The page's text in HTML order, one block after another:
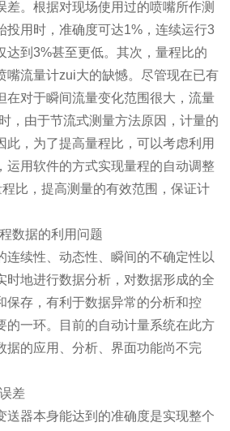
差。根据对现场使用过的喷嘴所作测
投用时，准确度可达1%，连续运行3
达到3%甚至更低。其次，量程比的
嘴流量计zui大的缺憾。尽管现在已有
在对于瞬间流量变化范围很大，流量
，由于节流式测量方法原因，计量的
此，为了提高量程比，可以考虑利用
运用软件的方式实现量程的自动调整
比，提高测量的有效范围，保证计
据的利用问题
续性、动态性、瞬间的不确定性以
时地进行数据分析，对数据形成的全
保存，有利于数据异常的分析和控
的一环。目前的自动计量系统在此方
据的应用、分析、界面功能尚不完
差
器本身能达到的准确度是实现整个